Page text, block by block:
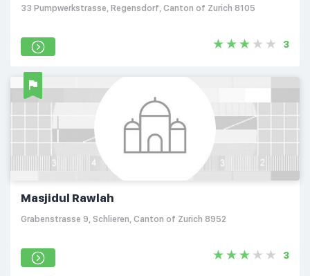
33 Pumpwerkstrasse, Regensdorf, Canton of Zurich 8105
3
Masjidul Rawlah
Grabenstrasse 9, Schlieren, Canton of Zurich 8952
3